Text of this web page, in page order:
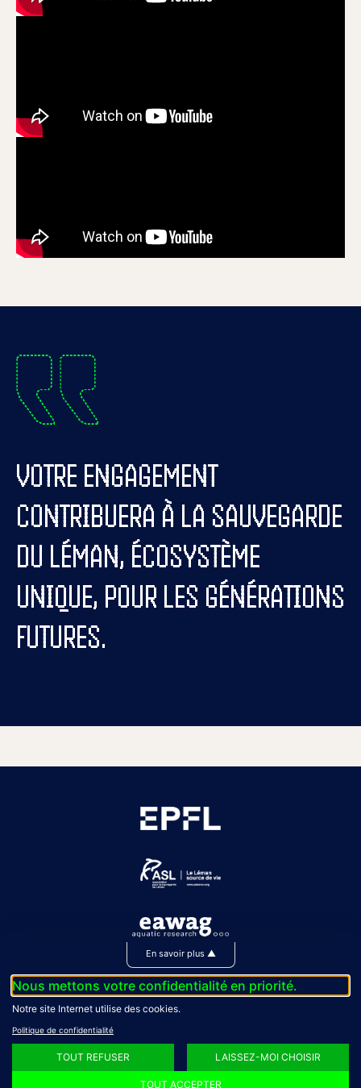
VOTRE ENGAGEMENT
CONTRIBUERA À LA SAUVEGARDE
DU LÉMAN, ÉCOSYSTÈME
UNIQUE, POUR LES GÉNÉRATIONS
FUTURES.
2025 – Tous droits réservés
Politique de confidentialité
En savoir plus▲
Nous mettons votre confidentialité en priorité.
Notre site Internet utilise des cookies.
Politique de confidentialité
TOUT REFUSER LAISSEZ-MOI CHOISIR
TOUT ACCEPTER